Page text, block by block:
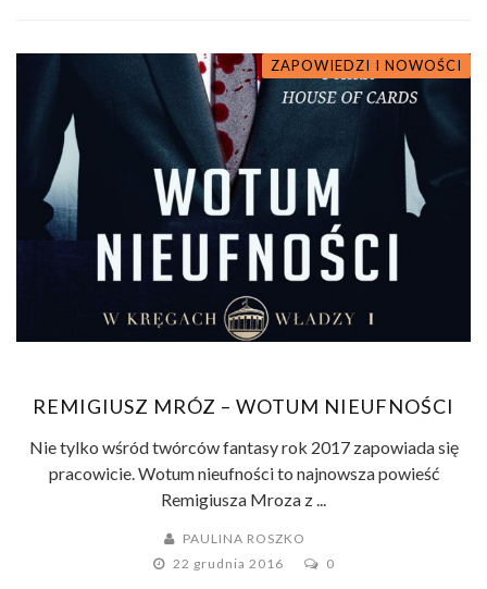
ZAPOWIEDZI I NOWOŚCI
REMIGIUSZ MRÓZ – WOTUM NIEUFNOŚCI
Nie tylko wśród twórców fantasy rok 2017 zapowiada się
pracowicie. Wotum nieufności to najnowsza powieść
Remigiusza Mroza z ...
PAULINA ROSZKO
22 grudnia 2016
0